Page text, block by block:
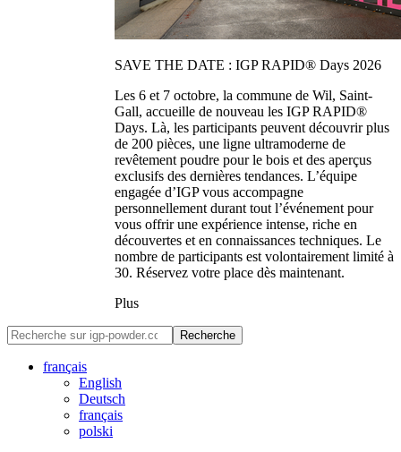
SAVE THE DATE : IGP RAPID® Days 2026
Les 6 et 7 octobre, la commune de Wil, Saint-
Gall, accueille de nouveau les IGP RAPID®
Days. Là, les participants peuvent découvrir plus
de 200 pièces, une ligne ultramoderne de
revêtement poudre pour le bois et des aperçus
exclusifs des dernières tendances. L’équipe
engagée d’IGP vous accompagne
personnellement durant tout l’événement pour
vous offrir une expérience intense, riche en
découvertes et en connaissances techniques. Le
nombre de participants est volontairement limité à
30. Réservez votre place dès maintenant.
Plus
Recherche
français
English
Deutsch
français
polski